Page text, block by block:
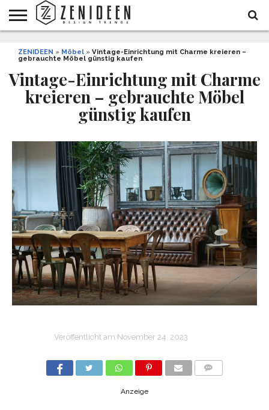
INNENDESIGN
ARCHITEKTUR
GARTEN
UND
LIFESTYLE
DEKO
&
DIY
STYLE
REZEPTE
GESUNDHEIT
WEIHNACHTEN
ZENIDEEN » Möbel » Vintage-Einrichtung mit Charme kreieren –
gebrauchte Möbel günstig kaufen
Vintage-Einrichtung mit Charme
kreieren – gebrauchte Möbel
günstig kaufen
Veröffentlicht am November 24, 2023
Anzeige